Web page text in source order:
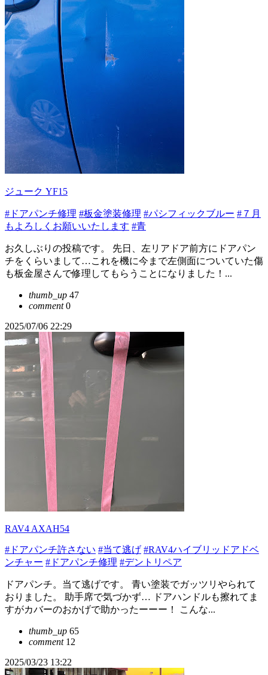
ジューク YF15
#ドアパンチ修理 #板金塗装修理 #パシフィックブルー #７月
もよろしくお願いいたします #青
お久しぶりの投稿です。 先日、左リアドア前方にドアパン
チをくらいまして…これを機に今まで左側面についていた傷
も板金屋さんで修理してもらうことになりました！...
thumb_up 47
comment0
2025/07/06 22:29
RAV4 AXAH54
#ドアパンチ許さない #当て逃げ #RAV4ハイブリッドアドベ
ンチャー #ドアパンチ修理 #デントリペア
ドアパンチ。当て逃げです。 青い塗装でガッツリやられて
おりました。 助手席で気づかず… ドアハンドルも擦れてま
すがカバーのおかげで助かったーーー！ こんな...
thumb_up 65
comment12
2025/03/23 13:22